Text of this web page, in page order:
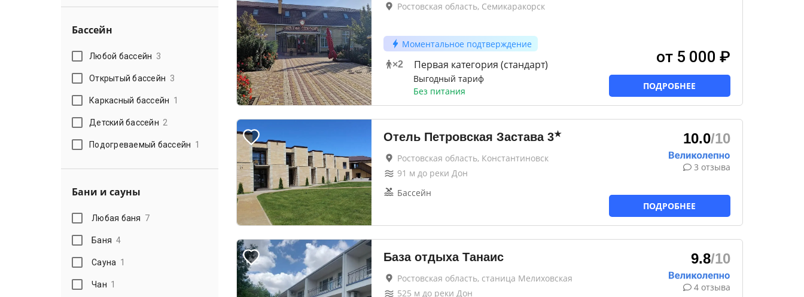
Бассейн
Любой бассейн 3
Открытый бассейн 3
Каркасный бассейн 1
Детский бассейн 2
Подогреваемый бассейн 1
Бани и сауны
Любая баня 7
Баня 4
Сауна 1
Чан 1
Ростовская область, Семикаракорск
Моментальное подтверждение
×2 Первая категория (стандарт)
Выгодный тариф
Без питания
от 5 000 ₽
ПОДРОБНЕЕ
Отель Петровская Застава 3★
Ростовская область, Константиновск
91 м до реки Дон
Бассейн
10.0/10
3 отзыва
ПОДРОБНЕЕ
База отдыха Танаис
Ростовская область, станица Мелиховская
525 м до реки Дон
9.8/10
4 отзыва